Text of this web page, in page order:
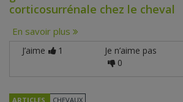
corticosurrénale chez le cheval
En savoir plus
J’aime 1
Je n’aime pas
0
ARTICLES CHEVAUX